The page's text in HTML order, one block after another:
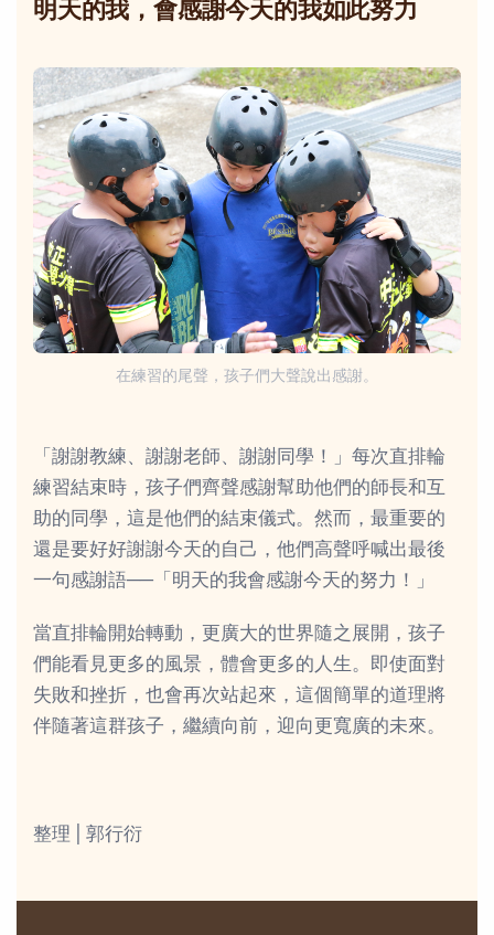
明天的我，會感謝今天的我如此努力
在練習的尾聲，孩子們大聲說出感謝。
「謝謝教練、謝謝老師、謝謝同學！」每次直排輪
練習結束時，孩子們齊聲感謝幫助他們的師長和互
助的同學，這是他們的結束儀式。然而，最重要的
還是要好好謝謝今天的自己，他們高聲呼喊出最後
一句感謝語──「明天的我會感謝今天的努力！」
當直排輪開始轉動，更廣大的世界隨之展開，孩子
們能看見更多的風景，體會更多的人生。即使面對
失敗和挫折，也會再次站起來，這個簡單的道理將
伴隨著這群孩子，繼續向前，迎向更寬廣的未來。
整理 | 郭行衍